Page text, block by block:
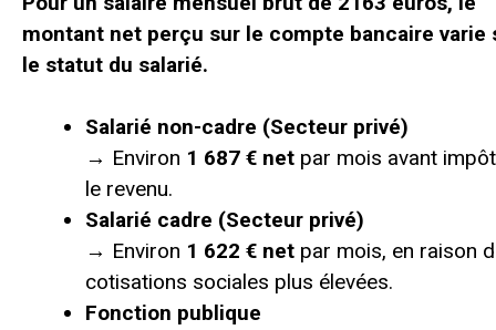
montant net perçu sur le compte bancaire varie
le statut du salarié.
Salarié non-cadre (Secteur privé)
→ Environ 1 687 € net par mois avant
le revenu.
Salarié cadre (Secteur privé)
→ Environ 1 622 € net par mois, en raison
cotisations sociales plus élevées.
Fonction publique